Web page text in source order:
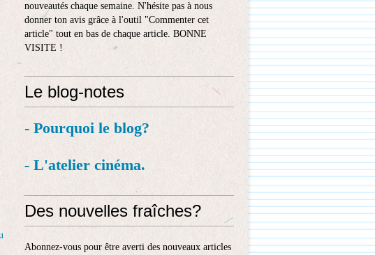
nouveautés chaque semaine. N'hésite pas à nous
donner ton avis grâce à l'outil "Commenter cet
article" tout en bas de chaque article. BONNE
VISITE !
Le blog-notes
- Pourquoi le blog?
- L'atelier cinéma.
Des nouvelles fraîches?
Abonnez-vous pour être averti des nouveaux articles